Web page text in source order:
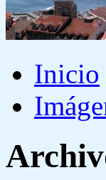
Inicio